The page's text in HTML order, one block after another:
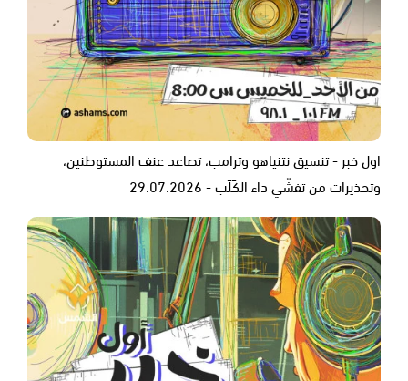
اول خبر - تنسيق نتنياهو وترامب، تصاعد عنف المستوطنين،
وتحذيرات من تفشّي داء الكَلَب - 29.07.2026